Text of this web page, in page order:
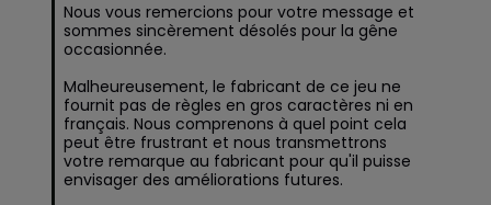
Nous vous remercions pour votre message et
sommes sincèrement désolés pour la gêne
occasionnée.
Malheureusement, le fabricant de ce jeu ne
fournit pas de règles en gros caractères ni en
français. Nous comprenons à quel point cela
peut être frustrant et nous transmettrons
votre remarque au fabricant pour qu'il puisse
envisager des améliorations futures.